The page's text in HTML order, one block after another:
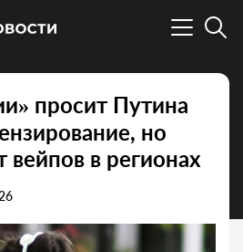
просит Путина
но
вейпов в регионах